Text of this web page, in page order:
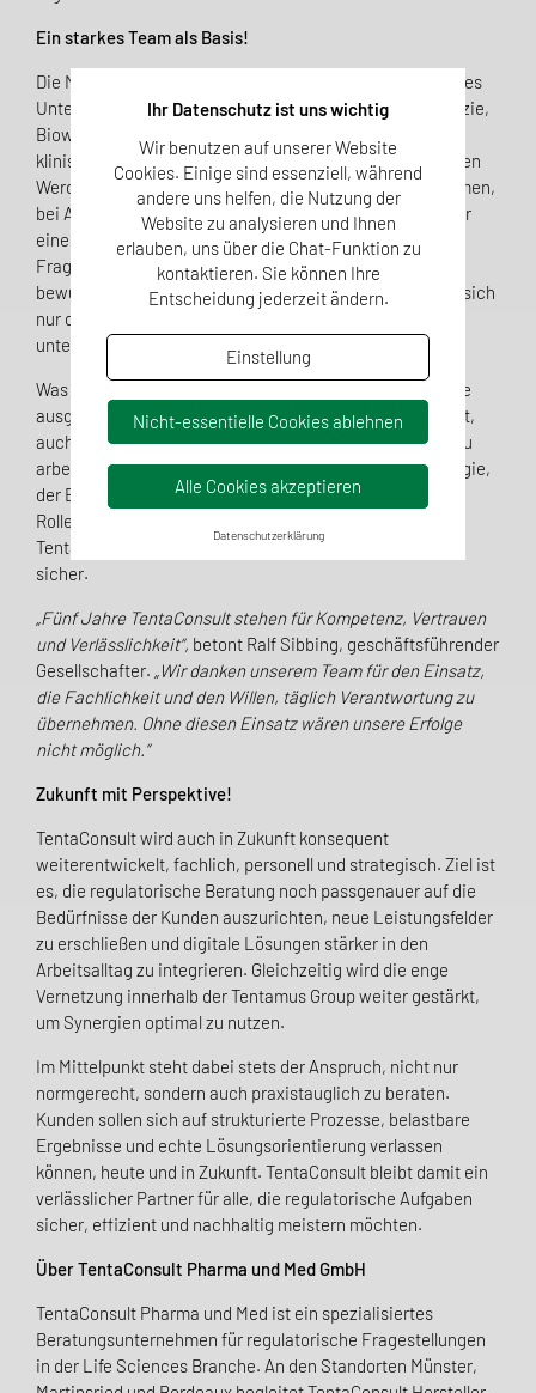
Ein starkes Team als Basis!
Die Mitarbeitenden bei TentaConsult prägen den Erfolg des
Unternehmens. Sie kommen aus den Bereichen Pharmazie,
Biowissenschaften, Medizin, Qualitätsmanagement und
klinischer Entwicklung. Ihre unterschiedlichen beruflichen
Werdegänge, darunter Tätigkeiten in Industrieunternehmen,
bei Aufsichtsbehörden oder benannten Stellen sorgen für
eine umfassende Sichtweise auf regulatorische
Fragestellungen. Diese Vielfalt ist kein Zufall, sondern
bewusst gewählt. Denn komplexe Anforderungen lassen sich
nur dann nachhaltig lösen, wenn Fachwissen aus
unterschiedlichen Perspektiven zusammenwirkt.
Was alle eint, ist ein hoher Anspruch an Genauigkeit, eine
ausgeprägte Dienstleistungsmentalität und die Fähigkeit,
auch unter Zeitdruck strukturiert und lösungsorientiert zu
arbeiten. Ob bei der Entwicklung einer Zulassungsstrategie,
der Erstellung technischer Dokumentationen oder in der
Rolle als Verantwortliche Person – das Team von
TentaConsult agiert umsichtig, engagiert und fachlich
sicher.
„Fünf Jahre TentaConsult stehen für Kompetenz, Vertrauen
und Verlässlichkeit“, betont Ralf Sibbing, geschäftsführender
Gesellschafter. „Wir danken unserem Team für den Einsatz,
die Fachlichkeit und den Willen, täglich Verantwortung zu
übernehmen. Ohne diesen Einsatz wären unsere Erfolge
nicht möglich.“
Zukunft mit Perspektive!
TentaConsult wird auch in Zukunft konsequent
weiterentwickelt, fachlich, personell und strategisch. Ziel ist
es, die regulatorische Beratung noch passgenauer auf die
Bedürfnisse der Kunden auszurichten, neue Leistungsfelder
zu erschließen und digitale Lösungen stärker in den
Arbeitsalltag zu integrieren. Gleichzeitig wird die enge
Vernetzung innerhalb der Tentamus Group weiter gestärkt,
um Synergien optimal zu nutzen.
Im Mittelpunkt steht dabei stets der Anspruch, nicht nur
normgerecht, sondern auch praxistauglich zu beraten.
Kunden sollen sich auf strukturierte Prozesse, belastbare
Ergebnisse und echte Lösungsorientierung verlassen
können, heute und in Zukunft. TentaConsult bleibt damit ein
verlässlicher Partner für alle, die regulatorische Aufgaben
sicher, effizient und nachhaltig meistern möchten.
Über TentaConsult Pharma und Med GmbH
TentaConsult Pharma und Med ist ein spezialisiertes
Beratungsunternehmen für regulatorische Fragestellungen
in der Life Sciences Branche. An den Standorten Münster,
Ihr Datenschutz ist uns wichtig
Wir benutzen auf unserer Website
Cookies. Einige sind essenziell, während
andere uns helfen, die Nutzung der
Website zu analysieren und Ihnen
erlauben, uns über die Chat-Funktion zu
kontaktieren. Sie können Ihre
Entscheidung jederzeit ändern.
Einstellung
Nicht-essentielle Cookies ablehnen
Alle Cookies akzeptieren
Datenschutzerklärung